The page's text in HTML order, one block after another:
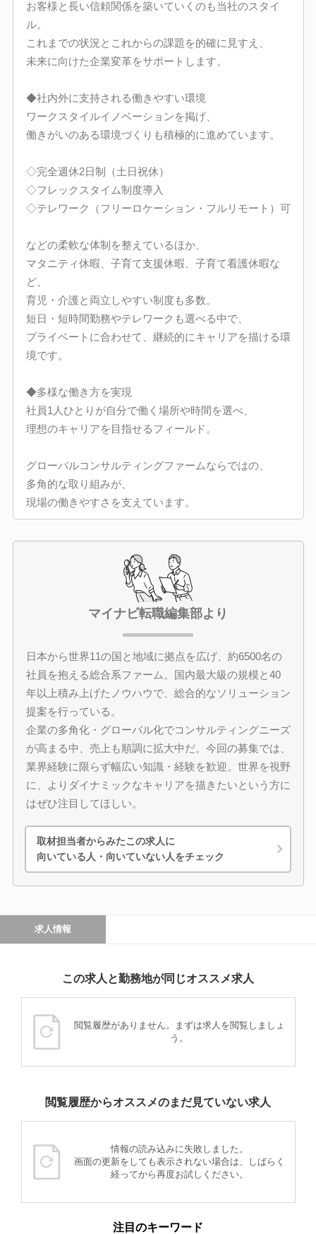
お客様と長い信頼関係を築いていくのも当社のスタイ
ル。
これまでの状況とこれからの課題を的確に見すえ、
未来に向けた企業変革をサポートします。
◆社内外に支持される働きやすい環境
ワークスタイルイノベーションを掲げ、
働きがいのある環境づくりも積極的に進めています。
◇完全週休2日制（土日祝休）
◇フレックスタイム制度導入
◇テレワーク（フリーロケーション・フルリモート）可
などの柔軟な体制を整えているほか、
マタニティ休暇、子育て支援休暇、子育て看護休暇な
ど、
育児・介護と両立しやすい制度も多数。
短日・短時間勤務やテレワークも選べる中で、
プライベートに合わせて、継続的にキャリアを描ける環
境です。
◆多様な働き方を実現
社員1人ひとりが自分で働く場所や時間を選べ、
理想のキャリアを目指せるフィールド。
グローバルコンサルティングファームならではの、
多角的な取り組みが、
現場の働きやすさを支えています。
マイナビ転職編集部より
日本から世界11の国と地域に拠点を広げ、約6500名の
社員を抱える総合系ファーム。国内最大級の規模と40
年以上積み上げたノウハウで、総合的なソリューション
提案を行っている。
企業の多角化・グローバル化でコンサルティングニーズ
が高まる中、売上も順調に拡大中だ。今回の募集では、
業界経験に限らず幅広い知識・経験を歓迎。世界を視野
に、よりダイナミックなキャリアを描きたいという方に
はぜひ注目してほしい。
取材担当者からみたこの求人に
向いている人・向いていない人をチェック
求人情報
この求人と勤務地が同じオススメ求人
閲覧履歴がありません。まずは求人を閲覧しましょ
う。
閲覧履歴からオススメのまだ見ていない求人
情報の読み込みに失敗しました。
画面の更新をしても表示されない場合は、しばらく
経ってから再度お試しください。
注目のキーワード